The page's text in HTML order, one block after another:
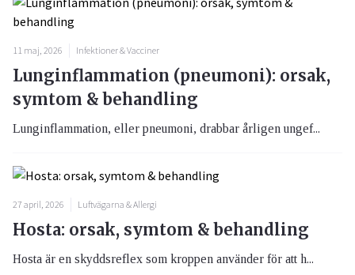
11 maj, 2026 Infektioner & Vacciner
Lunginflammation (pneumoni): orsak,
symtom & behandling
Lunginflammation, eller pneumoni, drabbar årligen ungef...
27 april, 2026 Luftvägarna & Allergi
Hosta: orsak, symtom & behandling
Hosta är en skyddsreflex som kroppen använder för att h...